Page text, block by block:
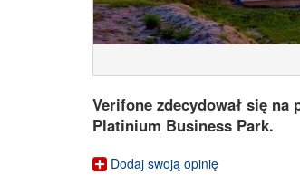
Verifone zdecydował się
Platinium Business Park.
Dodaj swoją opinię